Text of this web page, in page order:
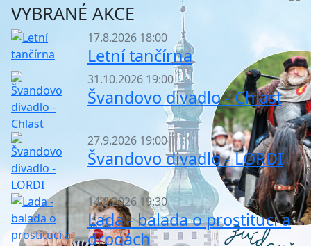
VYBRANÉ AKCE
17.8.2026 18:00
Letní tančírna
31.10.2026 19:00
Švandovo divadlo - Chlast
27.9.2026 19:00
Švandovo divadlo - LORDI
14.8.2026 19:30
Lada - balada o prostituci a
drogách